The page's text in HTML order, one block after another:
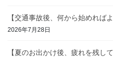
【交通事故後、何から始めれば
2026年7月28日
【夏のお出かけ後、疲れを残し